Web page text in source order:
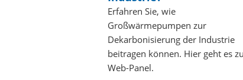
Erfahren Sie, wie
Großwärmepumpen zur
Dekarbonisierung der Industrie
beitragen können. Hier geht es
Web-Panel.